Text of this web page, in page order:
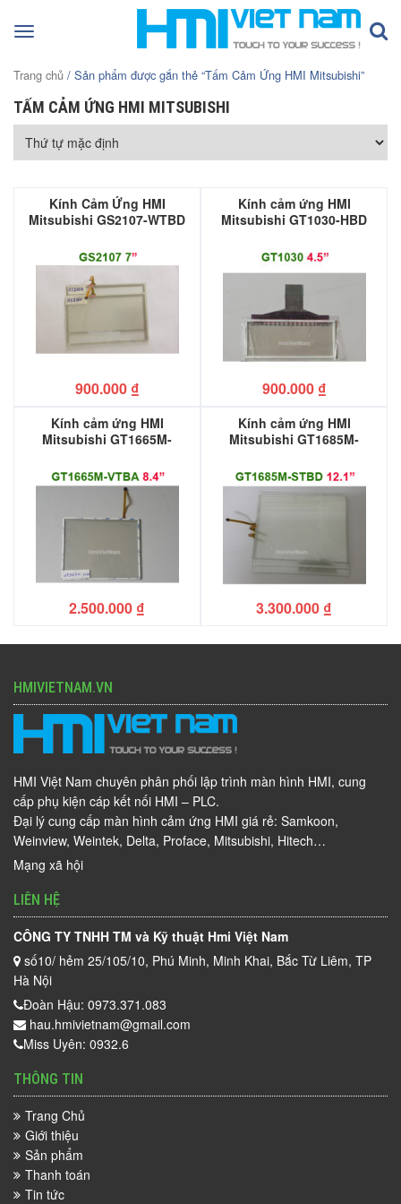
Toggle
Trang chủ / Sản phẩm được gắn thẻ “Tấm Cảm Ứng HMI Mitsubishi”
TẤM CẢM ỨNG HMI MITSUBISHI
Kính Cảm Ứng HMI
Mitsubishi GS2107-WTBD
900.000 ₫
Kính cảm ứng HMI
Mitsubishi GT1030-HBD
900.000 ₫
Kính cảm ứng HMI
Mitsubishi GT1665M-
2.500.000 ₫
Kính cảm ứng HMI
Mitsubishi GT1685M-
3.300.000 ₫
HMIVIETNAM.VN
HMI Việt Nam chuyên phân phối lập trình màn hình HMI, cung
cấp phụ kiện cáp kết nối HMI – PLC.
Đại lý cung cấp màn hình cảm ứng HMI giá rẻ: Samkoon,
Weinview, Weintek, Delta, Proface, Mitsubishi, Hitech…
Mạng xã hội
LIÊN HỆ
CÔNG TY TNHH TM và Kỹ thuật Hmi Việt Nam
số10/ hẻm 25/105/10, Phú Minh, Minh Khai, Bắc Từ Liêm, TP
Hà Nội
Đoàn Hậu: 0973.371.083
hau.hmivietnam@gmail.com
Miss Uyên: 0932.6
THÔNG TIN
Trang Chủ
Giới thiệu
Sản phẩm
Thanh toán
Tin tức